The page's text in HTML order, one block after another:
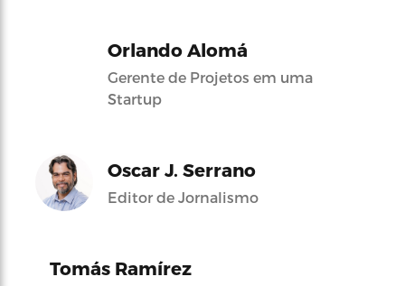
Orlando Alomá
Gerente de Projetos em uma
Startup
Oscar J. Serrano
Editor de Jornalismo
Tomás Ramírez